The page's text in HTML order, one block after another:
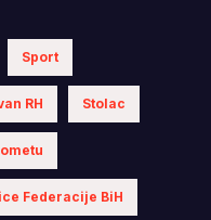
Sport
RH Stolac
Federacije BiH